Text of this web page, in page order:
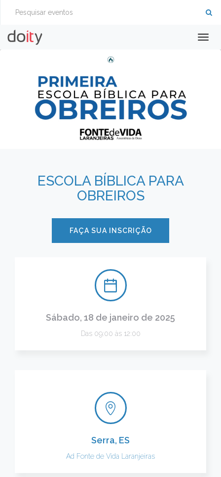
ESCOLA BÍBLICA PARA
OBREIROS
FAÇA SUA INSCRIÇÃO
Sábado, 18 de janeiro de 2025
Das 09:00 às 12:00
Serra, ES
Ad Fonte de Vida Laranjeiras